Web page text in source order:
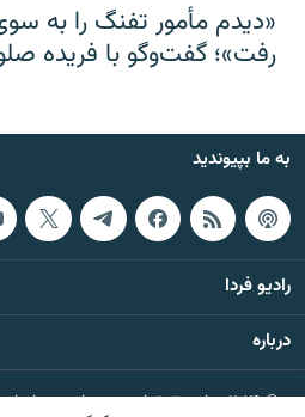
«دیدم مأمور تفنگ را به
رفت»؛ گفت‌و‌گو با فریده
به ما بپیوندید
رادیو فردا
درباره
© ۲۰۲۶ تمام حقوق این وب‌سایت، بر